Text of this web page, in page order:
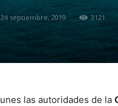
24 septiembre, 2019 3121
las autoridades de la